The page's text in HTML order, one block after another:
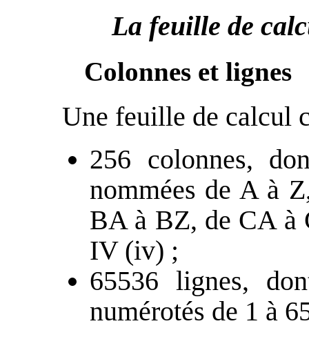
La feuille de
Colonnes et lignes
Une feuille de calcul
256 colonnes,
nommées de A à
BA à BZ, de CA à
IV (iv) ;
65536 lignes,
numérotés de 1 à